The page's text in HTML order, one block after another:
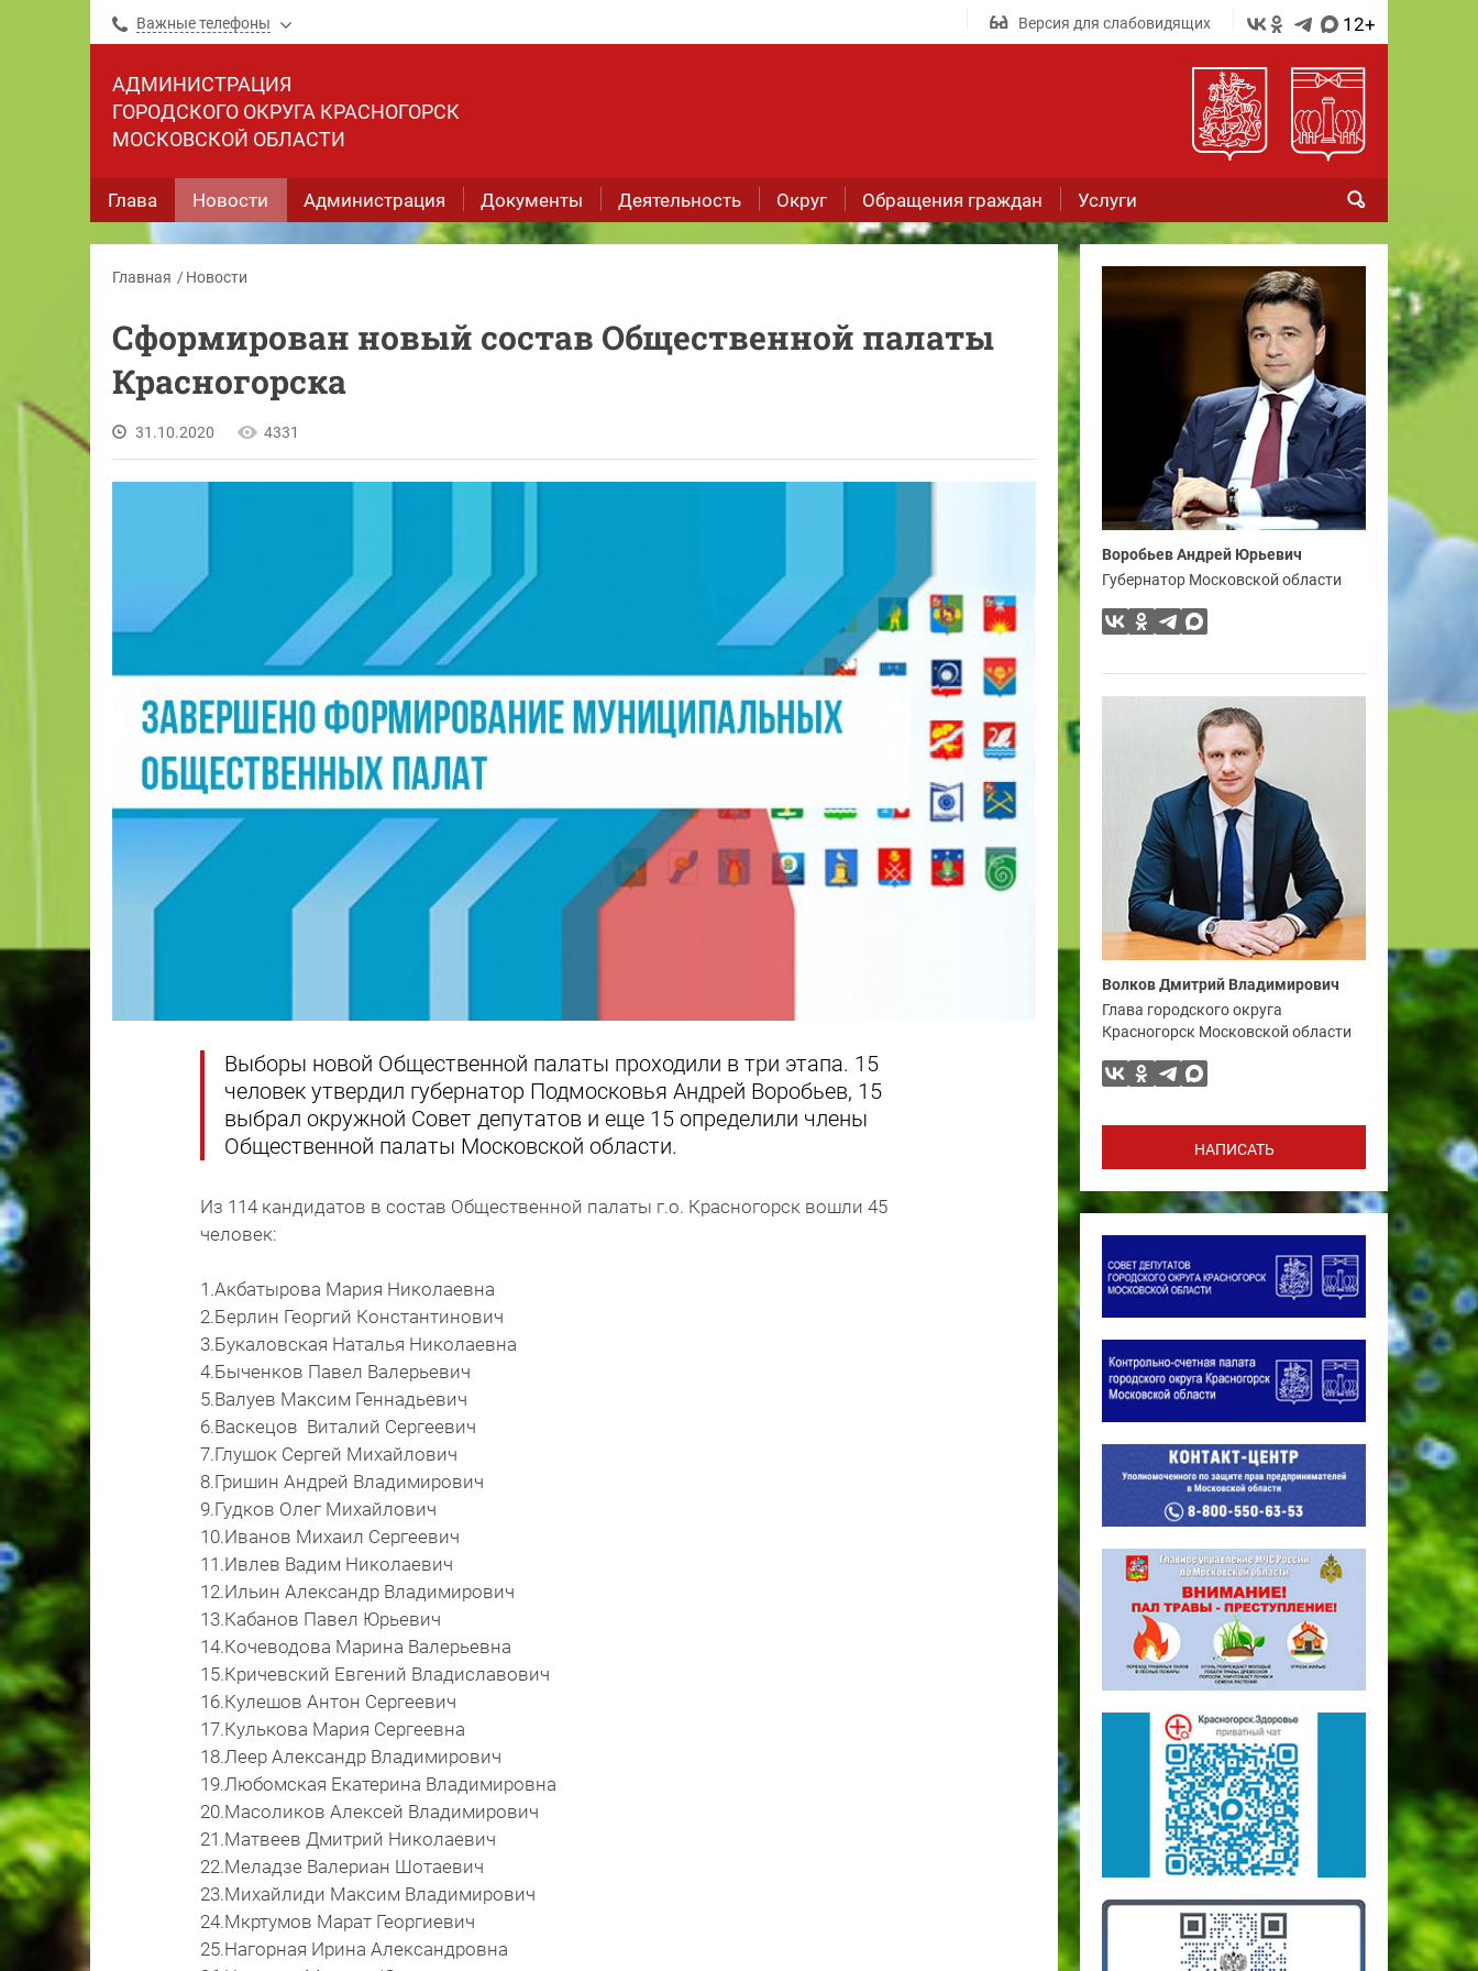
Важные телефоны Версия для слабовидящих 12+
АДМИНИСТРАЦИЯ
ГОРОДСКОГО ОКРУГА КРАСНОГОРСК
МОСКОВСКОЙ ОБЛАСТИ
Глава Новости Администрация Документы Деятельность Округ Обращения граждан Услуги
Главная Новости
Сформирован новый состав Общественной палаты
Красногорска
31.10.2020 4331
Выборы новой Общественной палаты проходили в три этапа. 15
человек утвердил губернатор Подмосковья Андрей Воробьев, 15
выбрал окружной Совет депутатов и еще 15 определили члены
Общественной палаты Московской области.
Из 114 кандидатов в состав Общественной палаты г.о. Красногорск вошли 45
человек:
1.Акбатырова Мария Николаевна
2.Берлин Георгий Константинович
3.Букаловская Наталья Николаевна
4.Быченков Павел Валерьевич
5.Валуев Максим Геннадьевич
6.Васкецов Виталий Сергеевич
7.Глушок Сергей Михайлович
8.Гришин Андрей Владимирович
9.Гудков Олег Михайлович
10.Иванов Михаил Сергеевич
11.Ивлев Вадим Николаевич
12.Ильин Александр Владимирович
13.Кабанов Павел Юрьевич
14.Кочеводова Марина Валерьевна
15.Кричевский Евгений Владиславович
16.Кулешов Антон Сергеевич
17.Кулькова Мария Сергеевна
18.Леер Александр Владимирович
19.Любомская Екатерина Владимировна
20.Масоликов Алексей Владимирович
21.Матвеев Дмитрий Николаевич
22.Меладзе Валериан Шотаевич
23.Михайлиди Максим Владимирович
24.Мкртумов Марат Георгиевич
25.Нагорная Ирина Александровна
Воробьев Андрей Юрьевич
Губернатор Московской области
Волков Дмитрий Владимирович
Глава городского округа
Красногорск Московской области
НАПИСАТЬ